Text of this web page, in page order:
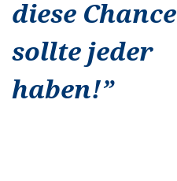
diese Chance
sollte jeder
haben!”